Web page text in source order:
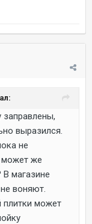
заправлены,
выразился.
не
может же
магазине
воняют.
плитки может